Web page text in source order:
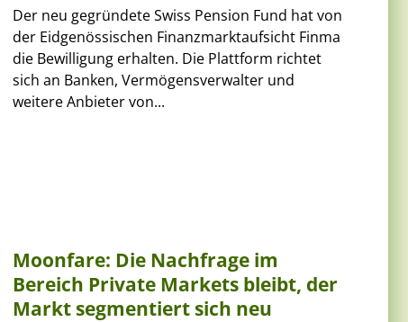
Der neu gegründete Swiss Pension Fund hat von
der Eidgenössischen Finanzmarktaufsicht Finma
die Bewilligung erhalten. Die Plattform richtet
sich an Banken, Vermögensverwalter und
weitere Anbieter von...
Moonfare: Die Nachfrage im
Bereich Private Markets bleibt, der
Markt segmentiert sich neu